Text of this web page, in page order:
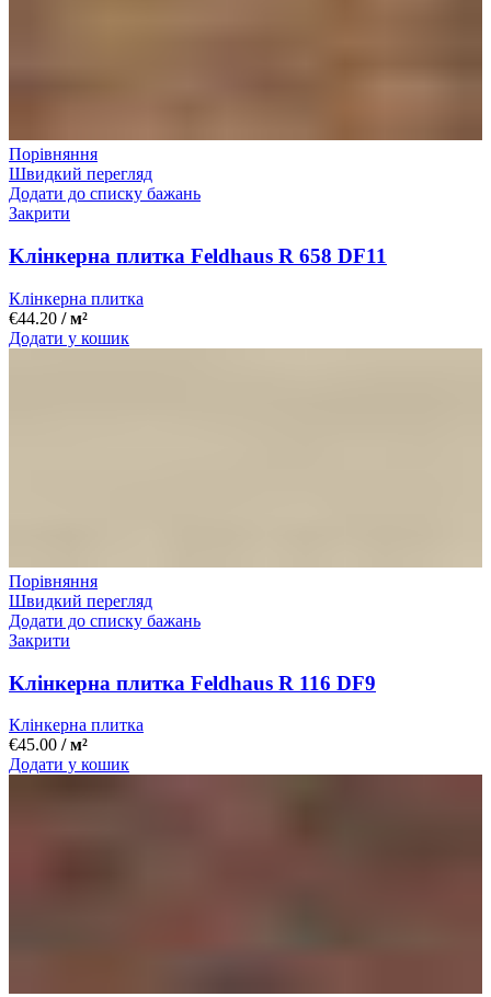
Порівняння
Швидкий перегляд
Додати до списку бажань
Закрити
Kлінкерна плитка Feldhaus R 658 DF11
Клінкерна плитка
€44.20 / м²
Додати у кошик
Порівняння
Швидкий перегляд
Додати до списку бажань
Закрити
Kлінкерна плитка Feldhaus R 116 DF9
Клінкерна плитка
€45.00 / м²
Додати у кошик